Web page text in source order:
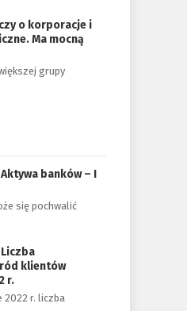
o korporacje i
Ma mocną
grupy
banków – I
się pochwalić
klientów
r.
2022 r. liczba